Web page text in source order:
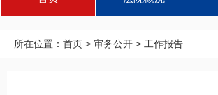
所在位置： 首页 > 审务公开 > 工作报告